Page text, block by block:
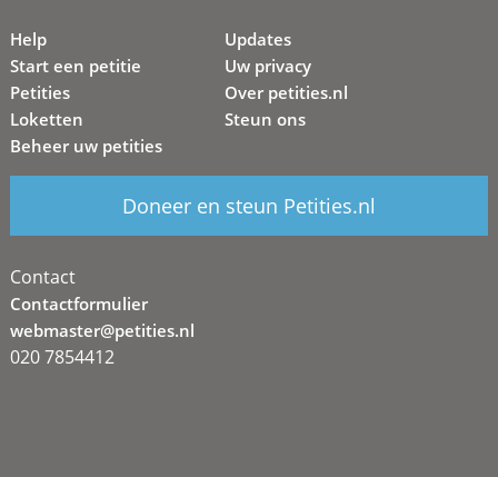
Help
Start een petitie
Petities
Loketten
Beheer uw petities
Updates
Uw privacy
Over petities.nl
Steun ons
Doneer en steun Petities.nl
Contact
Contactformulier
webmaster@petities.nl
020 7854412